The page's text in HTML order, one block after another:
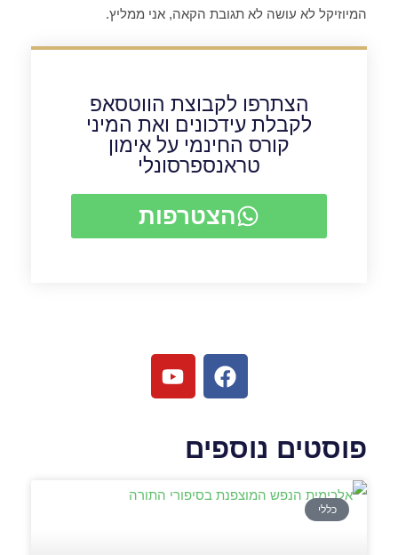
המיוזיקל לא עושה לא תגובת הקאה, אני ממליץ.
הצתרפו לקבוצת הווטסאפ
לקבלת עידכונים ואת המיני
קורס החינמי על אימון
טראנספרסונלי
הצטרפות
פוסטים נוספים
כללי